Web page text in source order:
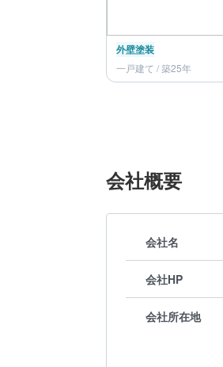
外壁塗装
一戸建て / 築25年
会社概要
会社名
会社HP
会社所在地